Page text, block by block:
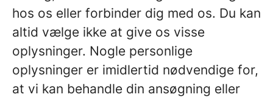
hos os eller forbinder dig med os. Du kan
altid vælge ikke at give os visse
oplysninger. Nogle personlige
oplysninger er imidlertid nødvendige for,
at vi kan behandle din ansøgning eller